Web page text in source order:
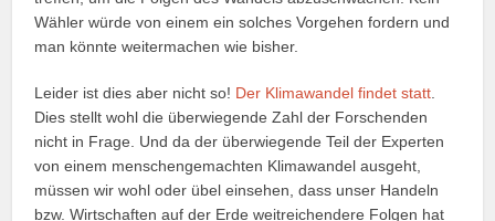
Wähler würde von einem ein solches Vorgehen fordern und
man könnte weitermachen wie bisher.
Leider ist dies aber nicht so! Der Klimawandel findet statt.
Dies stellt wohl die überwiegende Zahl der Forschenden
nicht in Frage. Und da der überwiegende Teil der Experten
von einem menschengemachten Klimawandel ausgeht,
müssen wir wohl oder übel einsehen, dass unser Handeln
bzw. Wirtschaften auf der Erde weitreichendere Folgen hat